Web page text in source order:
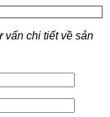
vấn chi tiết về sản